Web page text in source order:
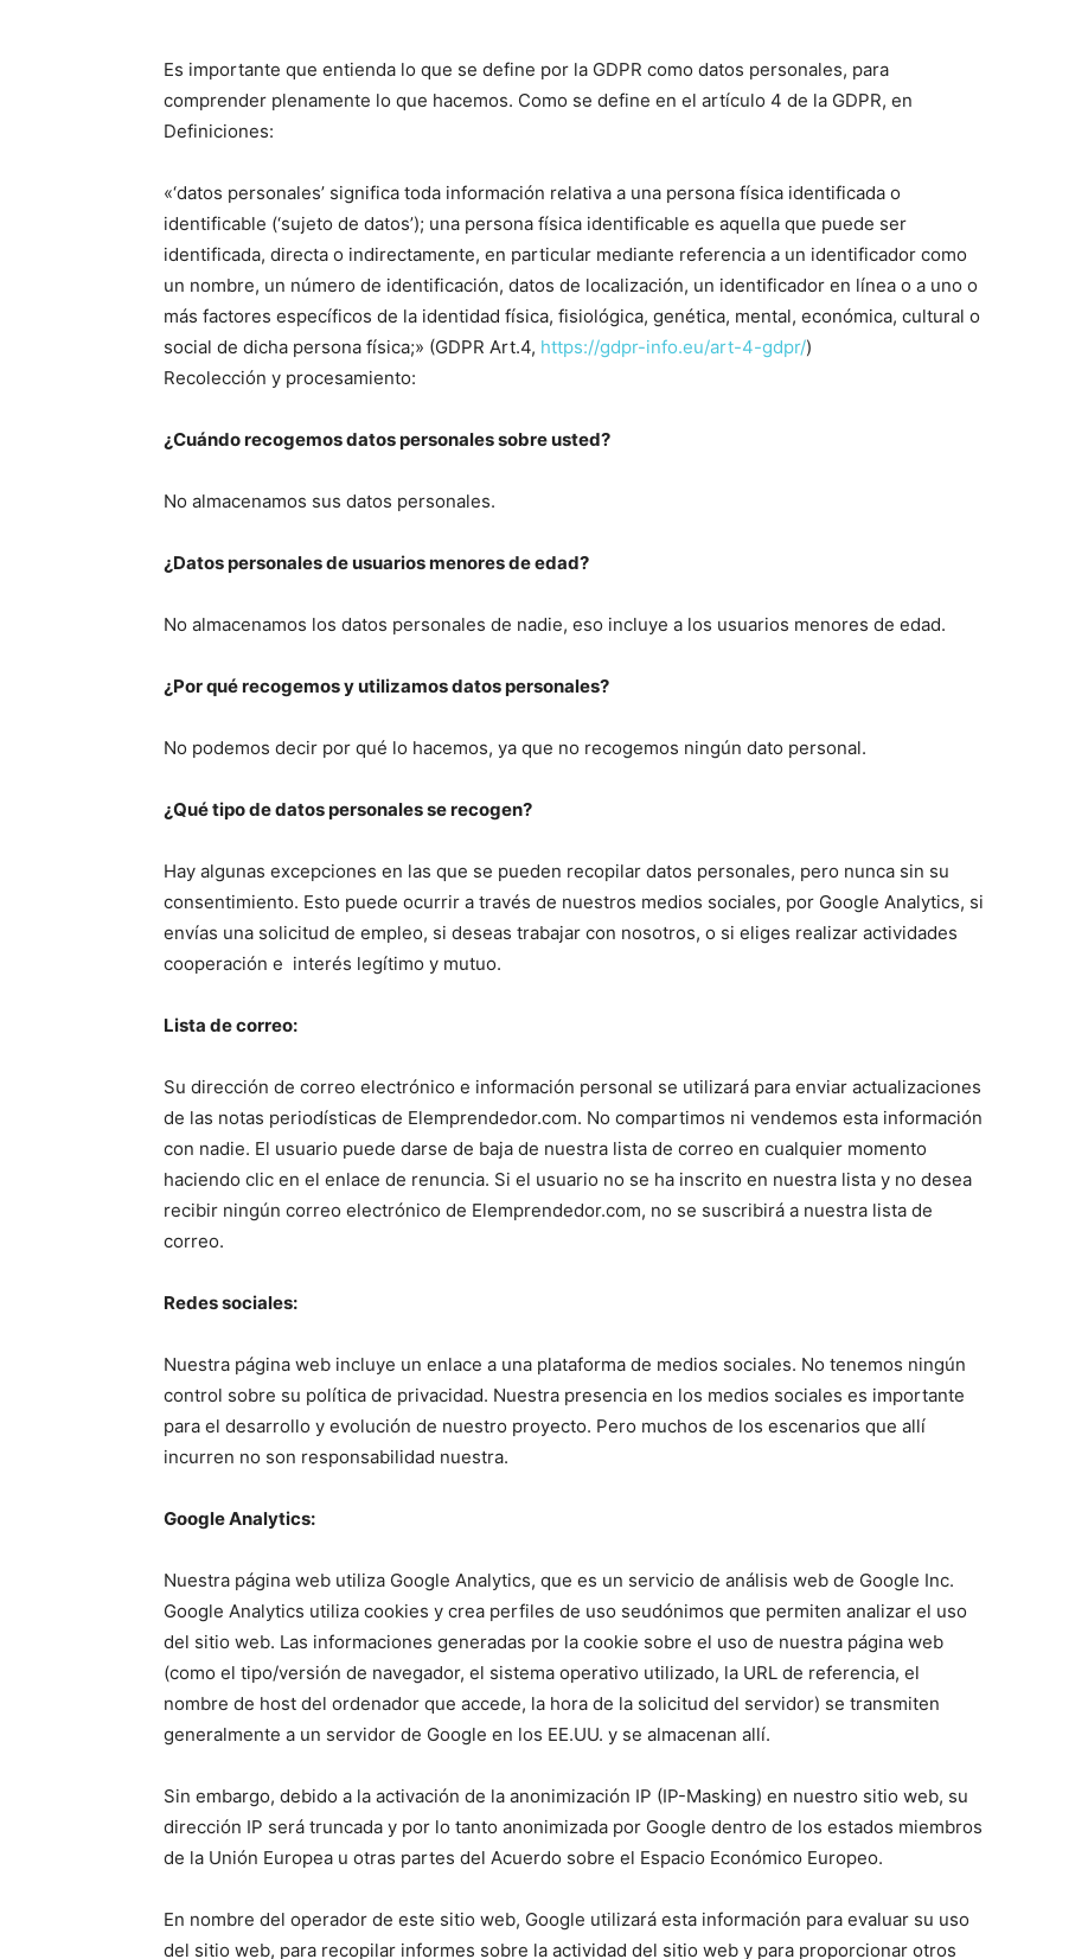
Es importante que entienda lo que se define por la GDPR como datos personales, para
comprender plenamente lo que hacemos. Como se define en el artículo 4 de la GDPR, en
Definiciones:
«‘datos personales’ significa toda información relativa a una persona física identificada o
identificable (‘sujeto de datos’); una persona física identificable es aquella que puede ser
identificada, directa o indirectamente, en particular mediante referencia a un identificador como
un nombre, un número de identificación, datos de localización, un identificador en línea o a uno o
más factores específicos de la identidad física, fisiológica, genética, mental, económica, cultural o
social de dicha persona física;» (GDPR Art.4, https://gdpr-info.eu/art-4-gdpr/)
Recolección y procesamiento:
¿Cuándo recogemos datos personales sobre usted?
No almacenamos sus datos personales.
¿Datos personales de usuarios menores de edad?
No almacenamos los datos personales de nadie, eso incluye a los usuarios menores de edad.
¿Por qué recogemos y utilizamos datos personales?
No podemos decir por qué lo hacemos, ya que no recogemos ningún dato personal.
¿Qué tipo de datos personales se recogen?
Hay algunas excepciones en las que se pueden recopilar datos personales, pero nunca sin su
consentimiento. Esto puede ocurrir a través de nuestros medios sociales, por Google Analytics, si
envías una solicitud de empleo, si deseas trabajar con nosotros, o si eliges realizar actividades
cooperación e interés legítimo y mutuo.
Lista de correo:
Su dirección de correo electrónico e información personal se utilizará para enviar actualizaciones
de las notas periodísticas de Elemprendedor.com. No compartimos ni vendemos esta información
con nadie. El usuario puede darse de baja de nuestra lista de correo en cualquier momento
haciendo clic en el enlace de renuncia. Si el usuario no se ha inscrito en nuestra lista y no desea
recibir ningún correo electrónico de Elemprendedor.com, no se suscribirá a nuestra lista de
correo.
Redes sociales:
Nuestra página web incluye un enlace a una plataforma de medios sociales. No tenemos ningún
control sobre su política de privacidad. Nuestra presencia en los medios sociales es importante
para el desarrollo y evolución de nuestro proyecto. Pero muchos de los escenarios que allí
incurren no son responsabilidad nuestra.
Google Analytics:
Nuestra página web utiliza Google Analytics, que es un servicio de análisis web de Google Inc.
Google Analytics utiliza cookies y crea perfiles de uso seudónimos que permiten analizar el uso
del sitio web. Las informaciones generadas por la cookie sobre el uso de nuestra página web
(como el tipo/versión de navegador, el sistema operativo utilizado, la URL de referencia, el
nombre de host del ordenador que accede, la hora de la solicitud del servidor) se transmiten
generalmente a un servidor de Google en los EE.UU. y se almacenan allí.
Sin embargo, debido a la activación de la anonimización IP (IP-Masking) en nuestro sitio web, su
dirección IP será truncada y por lo tanto anonimizada por Google dentro de los estados miembros
de la Unión Europea u otras partes del Acuerdo sobre el Espacio Económico Europeo.
En nombre del operador de este sitio web, Google utilizará esta información para evaluar su uso
del sitio web, para recopilar informes sobre la actividad del sitio web y para proporcionar otros